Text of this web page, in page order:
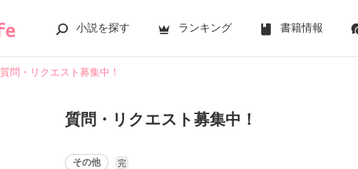
小説を探す ランキング 書籍情報
質問・リクエスト募集中！
質問・リクエスト募集中！
その他 完